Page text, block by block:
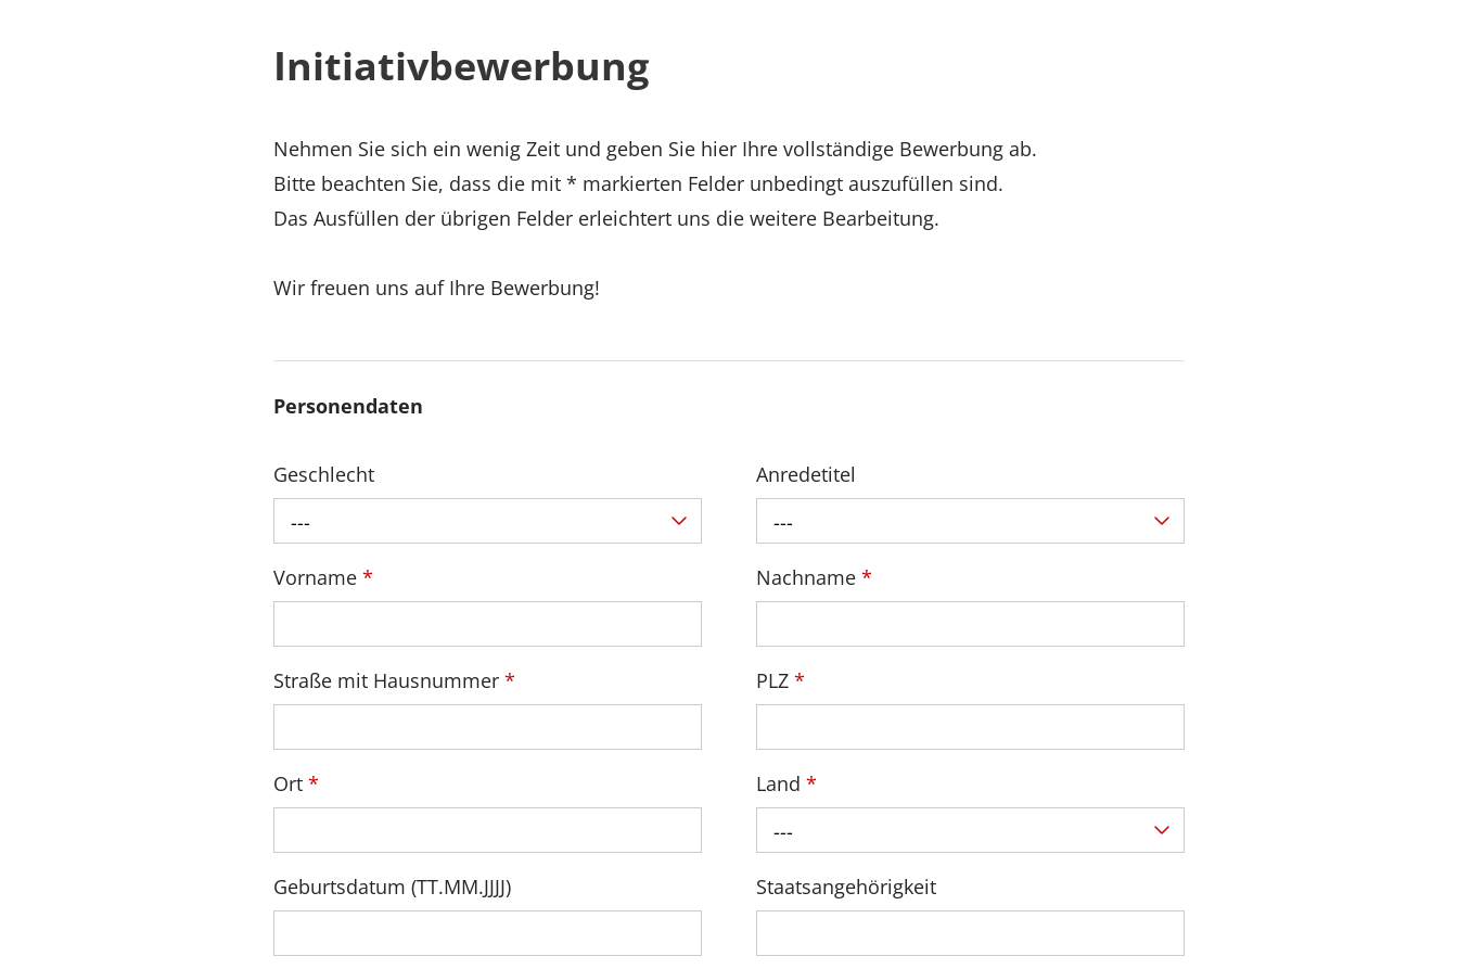
Initiativbewerbung
Nehmen Sie sich ein wenig Zeit und geben Sie hier Ihre vollständige Bewerbung ab.
Bitte beachten Sie, dass die mit * markierten Felder unbedingt auszufüllen sind.
Das Ausfüllen der übrigen Felder erleichtert uns die weitere Bearbeitung.
Wir freuen uns auf Ihre Bewerbung!
Personendaten
Geschlecht
---
Anredetitel
---
Vorname * Nachname*
Straße mit Hausnummer * PLZ*
Ort * Land*
---
Geburtsdatum (TT.MM.JJJJ) Staatsangehörigkeit